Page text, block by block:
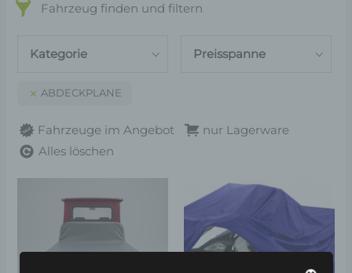
Fahrzeug finden und filtern
Kategorie
ABDECKPLANE
Preisspanne
Fahrzeuge im Angebot
nur Lagerware
Alles löschen
Produkt
mehrere